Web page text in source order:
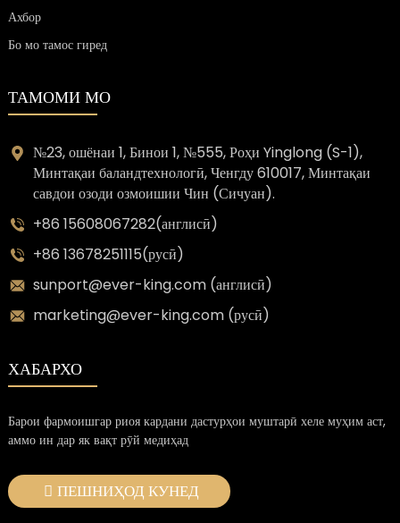
Ахбор
Бо мо тамос гиред
ТАМОМИ МО
№23, ошёнаи 1, Бинои 1, №555, Роҳи Yinglong (S-1),
Минтақаи баландтехнологӣ, Ченгду 610017, Минтақаи
савдои озоди озмоишии Чин (Сичуан).
+86 15608067282(англисӣ)
+86 13678251115(русӣ)
sunport@ever-king.com (англисӣ)
marketing@ever-king.com (русӣ)
ХАБАРХО
Барои фармоишгар риоя кардани дастурҳои муштарӣ хеле муҳим аст,
аммо ин дар як вақт рӯй медиҳад
ПЕШНИҲОД КУНЕД